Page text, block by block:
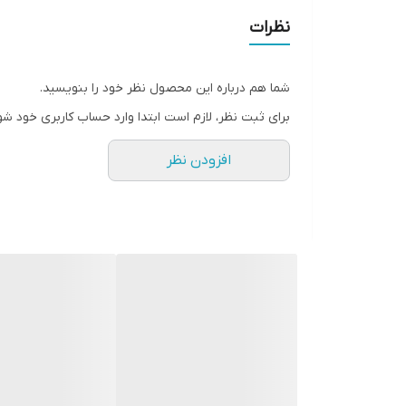
نظرات
شما هم درباره این محصول نظر خود را بنویسید.
برای ثبت نظر، لازم است ابتدا وارد حساب کاربری خود
افزودن نظر